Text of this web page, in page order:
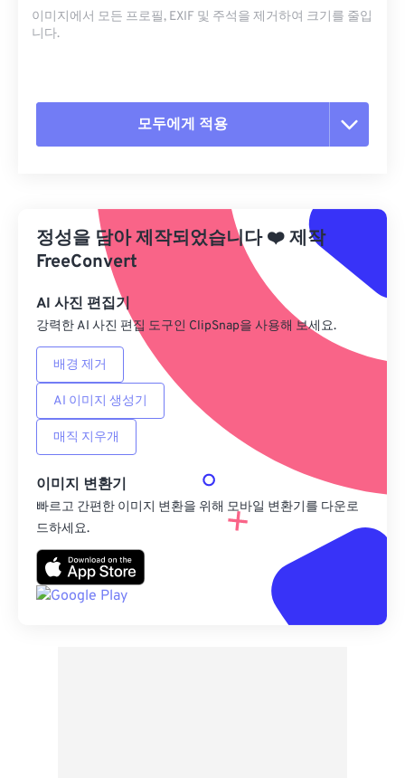
이미지에서 모든 프로필, EXIF ​​및 주석을 제거하여 크기를 줄입
니다.
모두에게 적용
사전 설정에서 적용
사전 설정으로 저장
정성을 담아 제작되었습니다❤️제작
FreeConvert
AI 사진 편집기
강력한 AI 사진 편집 도구인 ClipSnap을 사용해 보세요.
배경 제거
AI 이미지 생성기
매직 지우개
이미지 변환기
빠르고 간편한 이미지 변환을 위해 모바일 변환기를 다운로
드하세요.